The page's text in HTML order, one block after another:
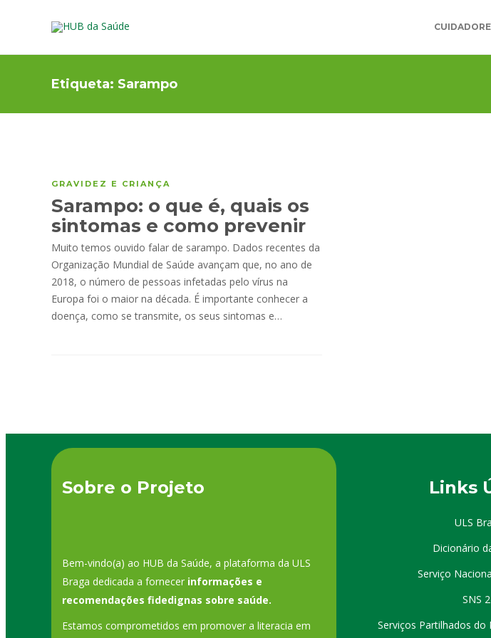
Etiqueta: Sarampo
GRAVIDEZ E CRIANÇA
Sarampo: o que é, quais os
sintomas e como prevenir
Muito temos ouvido falar de sarampo. Dados recentes da
Organização Mundial de Saúde avançam que, no ano de
2018, o número de pessoas infetadas pelo vírus na
Europa foi o maior na década. É importante conhecer a
doença, como se transmite, os seus sintomas e…
Sobre o Projeto
Bem-vindo(a) ao HUB da Saúde, a plataforma da ULS
Braga dedicada a fornecer informações e
recomendações fidedignas sobre saúde.
Estamos comprometidos em promover a literacia em
Links
ULS
Dicionário
Serviço
SNS
Serviços Partilhados do